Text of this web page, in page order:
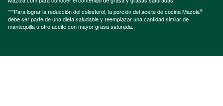
***Para lograr la reducción del colesterol, la porción del aceite de cocina Mazola®
debe ser parte de una dieta saludable y reemplazar una cantidad similar de
mantequilla u otro aceite con mayor grasa saturada.